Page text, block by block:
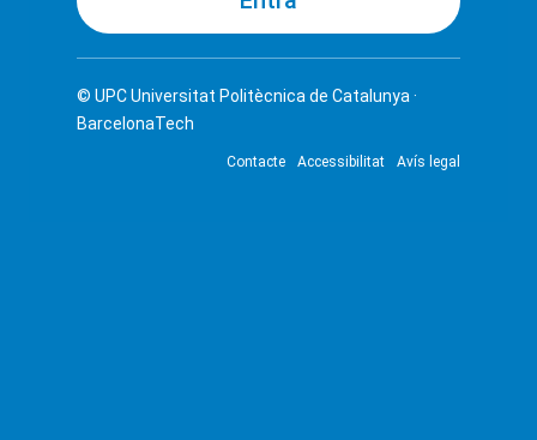
© UPCUniversitat Politècnica de Catalunya ·
BarcelonaTech
Contacte Accessibilitat Avís legal